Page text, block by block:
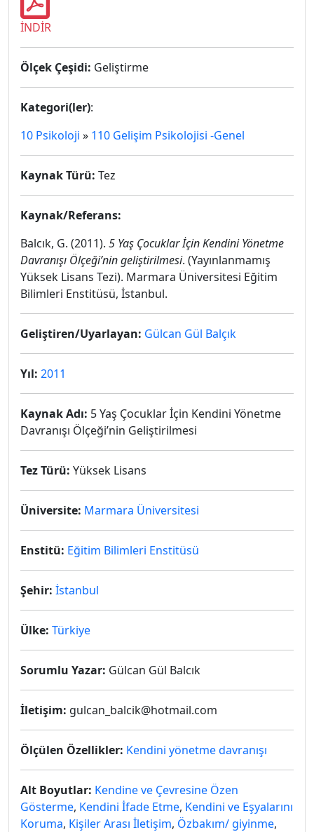
İNDİR
Ölçek Çeşidi: Geliştirme
Kategori(ler):
10 Psikoloji » 110 Gelişim Psikolojisi -Genel
Kaynak Türü: Tez
Kaynak/Referans:
Balcık, G. (2011). 5 Yaş Çocuklar İçin Kendini Yönetme
Davranışı Ölçeği’nin geliştirilmesi. (Yayınlanmamış
Yüksek Lisans Tezi). Marmara Üniversitesi Eğitim
Bilimleri Enstitüsü, İstanbul.
Geliştiren/Uyarlayan: Gülcan Gül Balçık
Yıl: 2011
Kaynak Adı: 5 Yaş Çocuklar İçin Kendini Yönetme
Davranışı Ölçeği’nin Geliştirilmesi
Tez Türü: Yüksek Lisans
Üniversite: Marmara Üniversitesi
Enstitü: Eğitim Bilimleri Enstitüsü
Şehir: İstanbul
Ülke: Türkiye
Sorumlu Yazar: Gülcan Gül Balcık
İletişim: gulcan_balcik@hotmail.com
Ölçülen Özellikler: Kendini yönetme davranışı
Alt Boyutlar: Kendine ve Çevresine Özen
Gösterme, Kendini İfade Etme, Kendini ve Eşyalarını
Koruma, Kişiler Arası İletişim, Özbakım/ giyinme,